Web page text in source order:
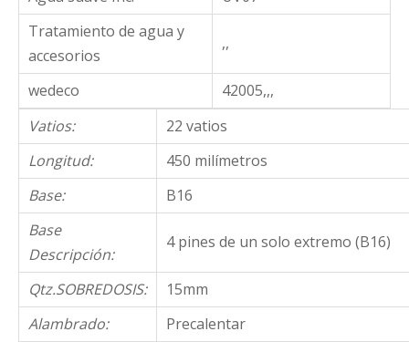
Tratamiento de agua y
accesorios
,,
wedeco
42005,,,
Vatios:
22 vatios
Longitud:
450 milímetros
Base:
B16
Base
Descripción:
4 pines de un solo extremo (B16)
Qtz.SOBREDOSIS:
15mm
Alambrado:
Precalentar